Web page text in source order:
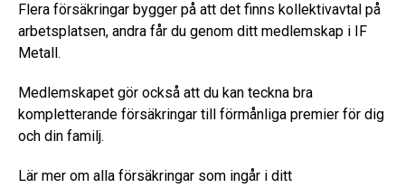
Flera försäkringar bygger på att det finns kollektivavtal på
arbetsplatsen, andra får du genom ditt medlemskap i IF
Metall.
Medlemskapet gör också att du kan teckna bra
kompletterande försäkringar till förmånliga premier för dig
och din familj.
Lär mer om alla försäkringar som ingår i ditt